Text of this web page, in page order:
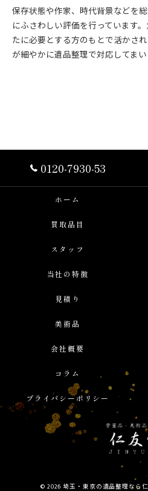
保存状態や作家、時代背景などを
にふさわしい評価を行っています
たに必要とする方のもとで活かさ
が細やかに遺品整理で対応してまい
0120-7930-53
ホーム
買取品目
スタッフ
当社の特徴
見積り
美術品
会社概要
コラム
プライバシーポリシー
© 2026 埼玉・東京の遺品整理なら仁